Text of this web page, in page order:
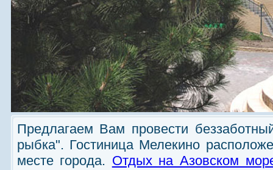
Предлагаем Вам провести
рыбка". Гостиница Мелекино
месте города. Отдых на Азовском